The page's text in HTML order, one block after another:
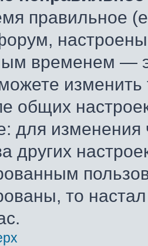
правильное
настроены
временем —
изменить
общих
для изменения
других
то